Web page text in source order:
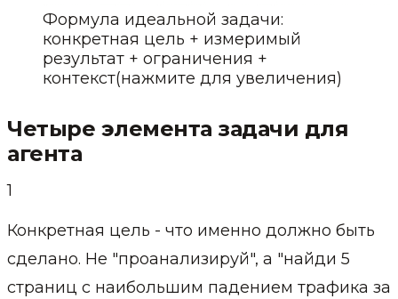
Формула идеальной задачи:
конкретная цель + измеримый
результат + ограничения +
контекст(нажмите для увеличения)
Четыре элемента задачи для
агента
1
Конкретная цель - что именно должно быть
сделано. Не "проанализируй", а "найди 5
страниц с наибольшим падением трафика за